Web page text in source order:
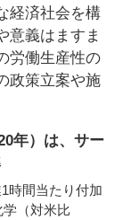
経済社会を構
意義はますま
労働生産性の
政策立案や施
年）は、サー
時間当たり付加
（対米比